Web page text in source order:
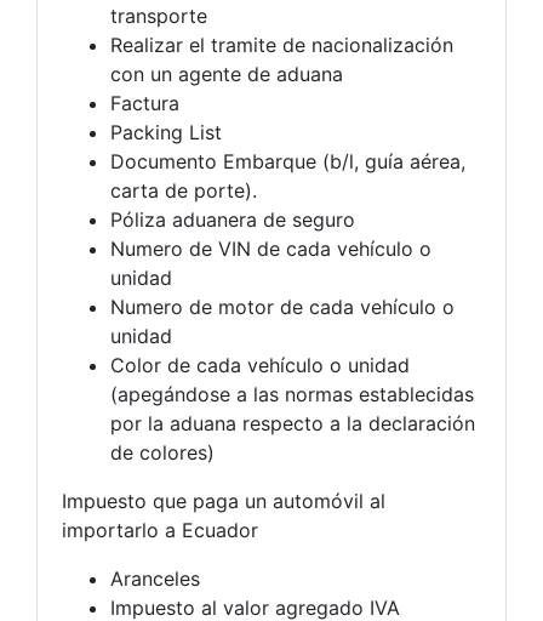
transporte
Realizar el tramite de nacionalización
con un agente de aduana
Factura
Packing List
Documento Embarque (b/l, guía aérea,
carta de porte).
Póliza aduanera de seguro
Numero de VIN de cada vehículo o
unidad
Numero de motor de cada vehículo o
unidad
Color de cada vehículo o unidad
(apegándose a las normas establecidas
por la aduana respecto a la declaración
de colores)
Impuesto que paga un automóvil al
importarlo a Ecuador
Aranceles
Impuesto al valor agregado IVA